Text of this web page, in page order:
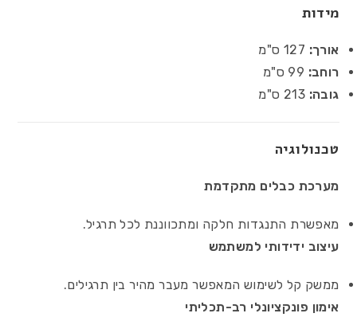
מידות
אורך:127 ס"מ
רוחב:99 ס"מ
גובה:213 ס"מ
טכנולוגיה
מערכת כבלים מתקדמת
מאפשרת התנגדות חלקה ומתכווננת לכל תרגיל.
עיצוב ידידותי למשתמש
ממשק קל לשימוש המאפשר מעבר מהיר בין תרגילים.
אימון פונקציונלי רב-תכליתי